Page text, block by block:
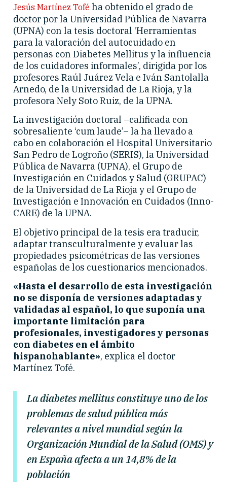
Jesús Martínez Tofé ha obtenido el grado de
doctor por la Universidad Pública de Navarra
(UPNA) con la tesis doctoral ‘Herramientas
para la valoración del autocuidado en
personas con Diabetes Mellitus y la influencia
de los cuidadores informales’, dirigida por los
profesores Raúl Juárez Vela e Iván Santolalla
Arnedo, de la Universidad de La Rioja, y la
profesora Nely Soto Ruiz, de la UPNA.
La investigación doctoral –calificada con
sobresaliente ‘cum laude’– la ha llevado a
cabo en colaboración el Hospital Universitario
San Pedro de Logroño (SERIS), la Universidad
Pública de Navarra (UPNA), el Grupo de
Investigación en Cuidados y Salud (GRUPAC)
de la Universidad de La Rioja y el Grupo de
Investigación e Innovación en Cuidados (Inno-
CARE) de la UPNA.
El objetivo principal de la tesis era traducir,
adaptar transculturalmente y evaluar las
propiedades psicométricas de las versiones
españolas de los cuestionarios mencionados.
«Hasta el desarrollo de esta investigación
no se disponía de versiones adaptadas y
validadas al español, lo que suponía una
importante limitación para
profesionales, investigadores y personas
con diabetes en el ámbito
hispanohablante», explica el doctor
Martínez Tofé.
La diabetes mellitus constituye uno de los
problemas de salud pública más
relevantes a nivel mundial según la
Organización Mundial de la Salud (OMS) y
en España afecta a un 14,8% de la
población